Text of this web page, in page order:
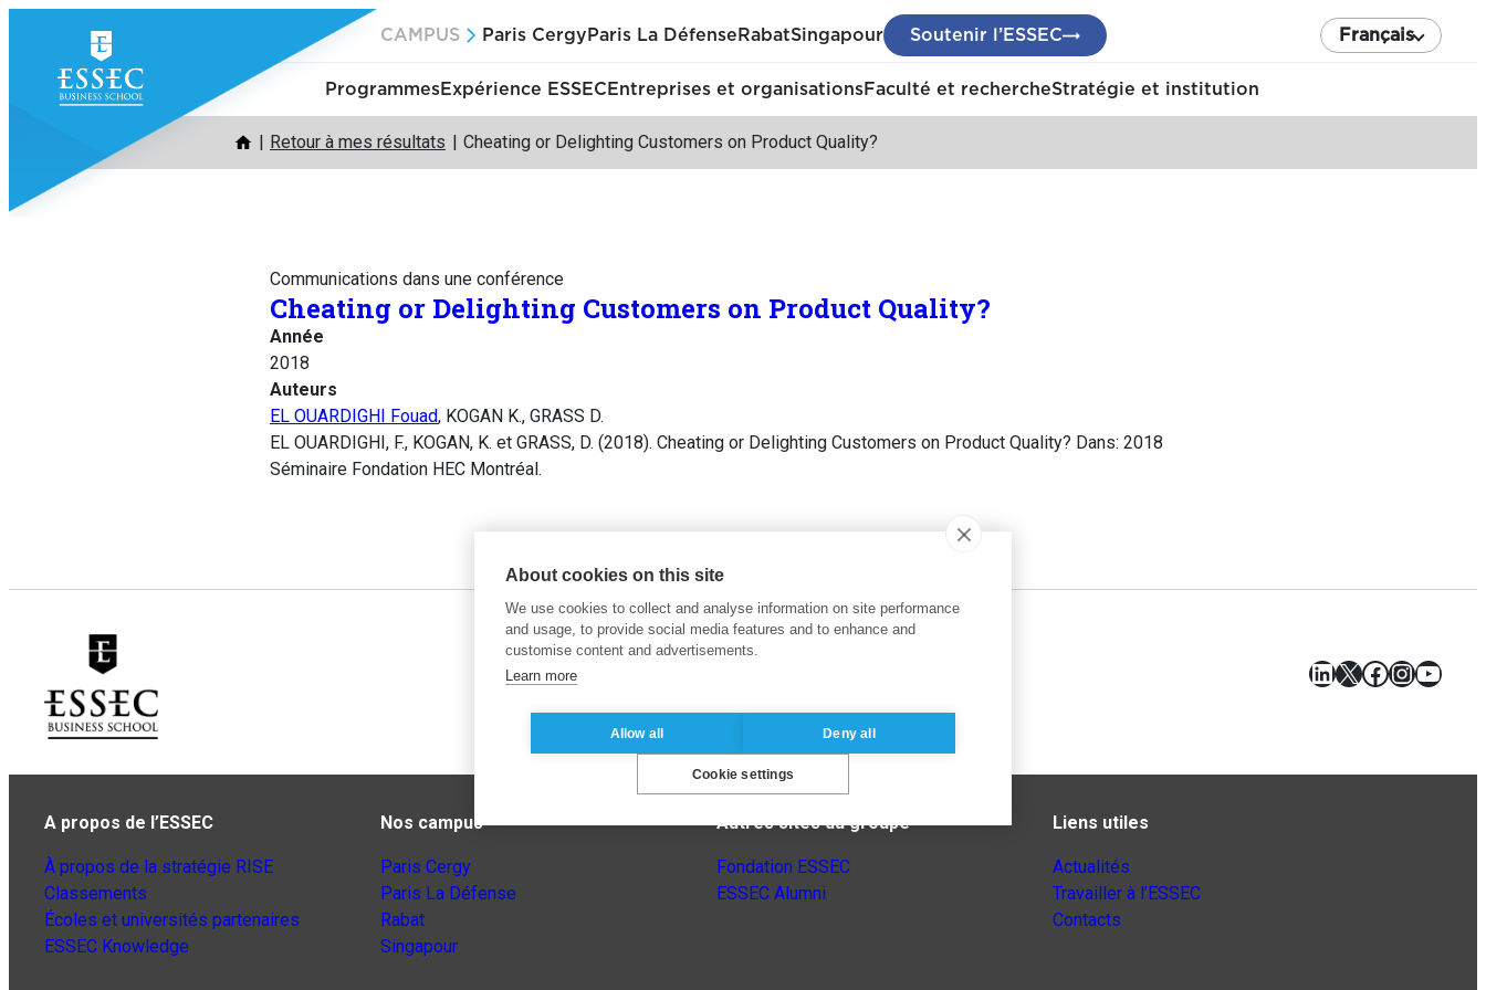
contenu
CAMPUS Paris Cergy Paris La Défense RabatSingapour Soutenir l’ESSEC Français
ProgrammesExpérience ESSEC Entreprises et organisationsFaculté et rechercheStratégie et institution
Retour à mes résultats Cheating or Delighting Customers on Product Quality?
Communications dans une conférence
Cheating or Delighting Customers on Product Quality?
Année
2018
Auteurs
EL OUARDIGHI Fouad, KOGAN K., GRASS D.
EL OUARDIGHI, F., KOGAN, K. et GRASS, D. (2018). Cheating or Delighting Customers on Product Quality? Dans: 2018
Séminaire Fondation HEC Montréal.
LinkedIn
X Facebook
A propos de l’ESSEC
À propos de la stratégie RISE
Classements
Écoles et universités partenaires
ESSEC Knowledge
Nos campus
Paris Cergy
Paris La Défense
Rabat
Singapour
Autres sites du groupe
Fondation ESSEC
ESSEC Alumni
Liens utiles
Actualités
Travailler à l’ESSEC
Contacts
About cookies on this site
We use cookies to collect and analyse information on site performance
and usage, to provide social media features and to enhance and
customise content and advertisements.
Learn more
Allow all Deny all
Cookie settings